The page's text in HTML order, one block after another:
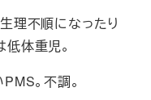
理不順になったり
体重児。
。不調。